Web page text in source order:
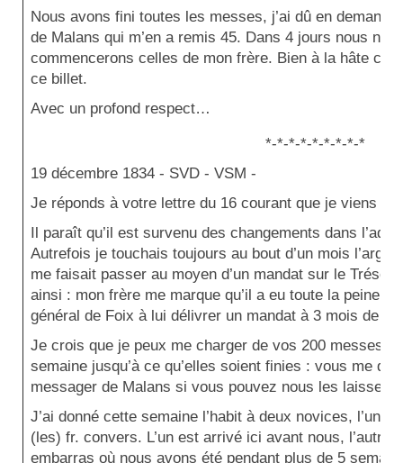
Nous avons fini toutes les messes, j’ai dû en
de Malans qui m’en a remis 45. Dans 4 jours nous
commencerons celles de mon frère. Bien à la hâte car
ce billet.
Avec un profond respect…
*-*-*-*-*-*-*-*-*
19 décembre 1834 - SVD - VSM -
Je réponds à votre lettre du 16 courant que je viens de
Il paraît qu’il est survenu des changements dans
Autrefois je touchais toujours au bout d’un mois
me faisait passer au moyen d’un mandat sur le Trésor.
ainsi : mon frère me marque qu’il a eu toute la peine
général de Foix à lui délivrer un mandat à 3 mois de
Je crois que je peux me charger de vos 200 messes à
semaine jusqu’à ce qu’elles soient finies : vous me
messager de Malans si vous pouvez nous les laisser
J’ai donné cette semaine l’habit à deux novices, l’un
(les) fr. convers. L’un est arrivé ici avant nous, l’autre
embarras où nous avons été pendant plus de 5